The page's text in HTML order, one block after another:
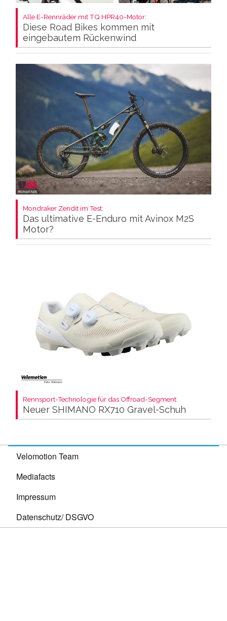
Alle E-Rennräder mit TQ HPR40-Motor:
Diese Road Bikes kommen mit
eingebautem Rückenwind
Mondraker Zendit im Test:
Das ultimative E-Enduro mit Avinox M2S
Motor?
Rennsport-Technologie für das Offroad-Segment:
Neuer SHIMANO RX710 Gravel-Schuh
Velomotion Team
Mediafacts
Impressum
Datenschutz/ DSGVO